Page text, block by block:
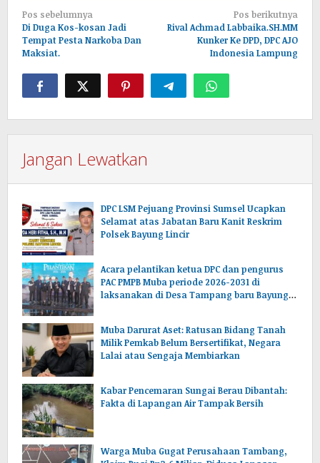
Navigasi
pos
Pos sebelumnya
Di Duga Kos-kosan Jadi
Tempat Pesta Narkoba Dan
Maksiat.
Pos berikutnya
Rival Achmad Labbaika.SH.MM
Kunker Ke DPD, DPC AJO
Indonesia Lampung
Jangan Lewatkan
DPC LSM Pejuang Provinsi Sumsel Ucapkan
Selamat atas Jabatan Baru Kanit Reskrim
Polsek Bayung Lincir
Acara pelantikan ketua DPC dan pengurus
PAC PMPB Muba periode 2026-2031 di
laksanakan di Desa Tampang baru Bayung
Muba Darurat Aset: Ratusan Bidang Tanah
Milik Pemkab Belum Bersertifikat, Negara
Lalai atau Sengaja Membiarkan
Kabar Pencemaran Sungai Berau Dibantah:
Fakta di Lapangan Air Tampak Bersih
Warga Muba Gugat Perusahaan Tambang,